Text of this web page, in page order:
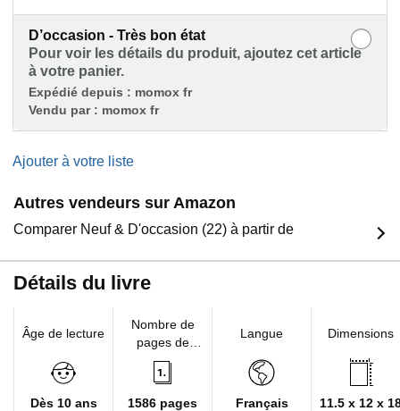
D’occasion - Très bon état
Pour voir les détails du produit, ajoutez cet article
à votre panier.
Expédié depuis : momox fr
Vendu par : momox fr
Ajouter à votre liste
Autres vendeurs sur Amazon
Comparer Neuf & D'occasion (22) à partir de
Détails du livre
Âge de lecture
Dès 10 ans
Nombre de
pages de
l'édition
imprimée
1586 pages
Langue
Français
Dimensions
11.5 x 12 x